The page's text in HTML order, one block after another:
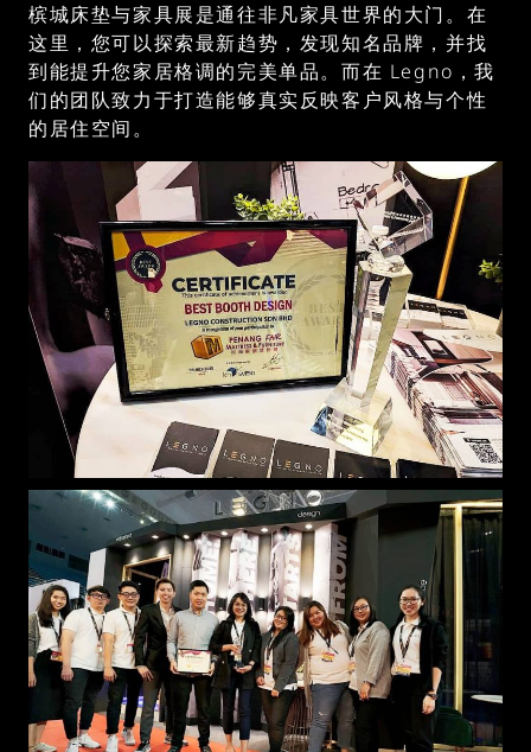
槟城床垫与家具展是通往非凡家具世界的大门。在
这里，您可以探索最新趋势，发现知名品牌，并找
到能提升您家居格调的完美单品。而在 Legno，我
们的团队致力于打造能够真实反映客户风格与个性
的居住空间。